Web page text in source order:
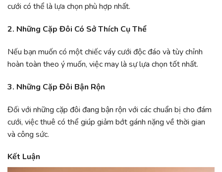
cưới có thể là lựa chọn phù hợp nhất.
2. Những Cặp Đôi Có Sở Thích Cụ Thể
Nếu bạn muốn có một chiếc váy cưới độc đáo và tùy chỉnh
hoàn toàn theo ý muốn, việc may là sự lựa chọn tốt nhất.
3. Những Cặp Đôi Bận Rộn
Đối với những cặp đôi đang bận rộn với các chuẩn bị cho đám
cưới, việc thuê có thể giúp giảm bớt gánh nặng về thời gian
và công sức.
Kết Luận